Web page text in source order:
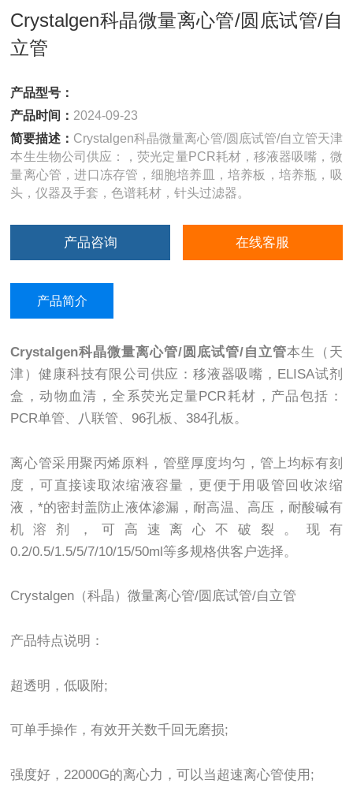
Crystalgen科晶微量离心管/圆底试管/自
立管
产品型号：
产品时间： 2024-09-23
简要描述： Crystalgen科晶微量离心管/圆底试管/自立管天津
本生生物公司供应：，荧光定量PCR耗材，移液器吸嘴，微
量离心管，进口冻存管，细胞培养皿，培养板，培养瓶，吸
头，仪器及手套，色谱耗材，针头过滤器。
产品咨询 在线客服
产品简介
Crystalgen科晶微量离心管/圆底试管/自立管本生（天
津）健康科技有限公司供应：移液器吸嘴，ELISA试剂
盒，动物血清，全系荧光定量PCR耗材，产品包括：
PCR单管、八联管、96孔板、384孔板。
离心管采用聚丙烯原料，管壁厚度均匀，管上均标有刻
度，可直接读取浓缩液容量，更便于用吸管回收浓缩
液，*的密封盖防止液体渗漏，耐高温、高压，耐酸碱有
机溶剂，可高速离心不破裂。现有
0.2/0.5/1.5/5/7/10/15/50ml等多规格供客户选择。
Crystalgen（科晶）微量离心管/圆底试管/自立管
产品特点说明：
超透明，低吸附;
可单手操作，有效开关数千回无磨损;
强度好，22000G的离心力，可以当超速离心管使用;